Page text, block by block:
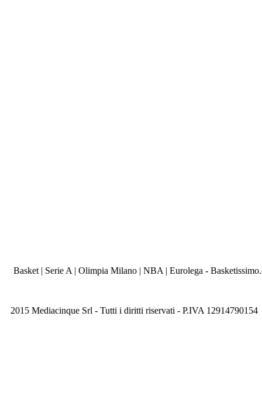
Basket | Serie A | Olimpia Milano | NBA | Eurolega -
2015 Mediacinque Srl - Tutti i diritti riservati - P.IVA 12914790154